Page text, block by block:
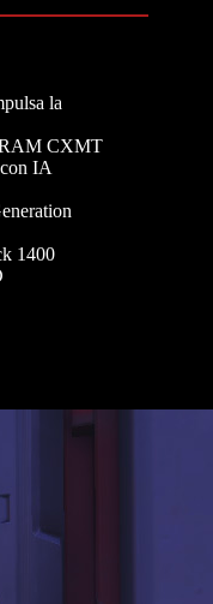
la
RAM CXMT
IA
1400